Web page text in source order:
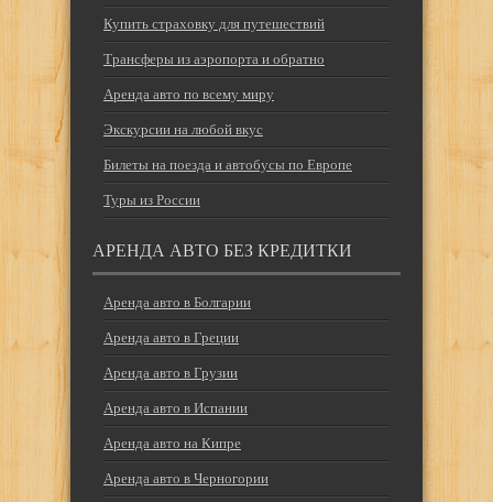
Купить страховку для путешествий
Трансферы из аэропорта и обратно
Аренда авто по всему миру
Экскурсии на любой вкус
Билеты на поезда и автобусы по Европе
Туры из России
АРЕНДА АВТО БЕЗ КРЕДИТКИ
Аренда авто в Болгарии
Аренда авто в Греции
Аренда авто в Грузии
Аренда авто в Испании
Аренда авто на Кипре
Аренда авто в Черногории